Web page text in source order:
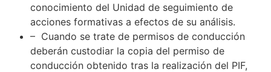
conocimiento del Unidad de seguimiento de
acciones formativas a efectos de su análisis.
– Cuando se trate de permisos de conducción
deberán custodiar la copia del permiso de
conducción obtenido tras la realización del PIF,